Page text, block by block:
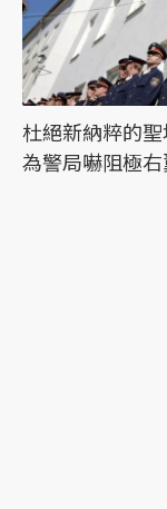
杜絕新納粹的
為警局嚇阻極右